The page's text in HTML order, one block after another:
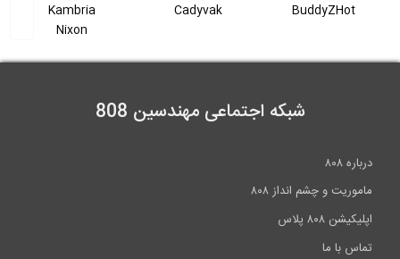
BuddyZHot
Cadyvak
Kambria
Nixon
شبکه اجتماعی مهندسین 808
درباره ۸۰۸
ماموریت و چشم انداز ۸۰۸
اپلیکیشن ۸۰۸ پلاس
تماس با ما